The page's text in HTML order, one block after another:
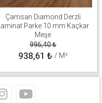
Çamsan Diamond Derzli
Laminat Parke 10 mm Kaçkar
Meşe
996,40₺
938,61 ₺ / M²